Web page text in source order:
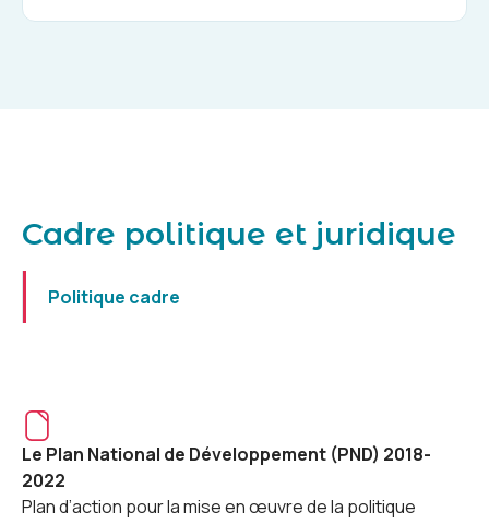
Cadre politique et juridique
Politique cadre
Le Plan National de Développement (PND) 2018-
2022
Plan d’action pour la mise en œuvre de la politique